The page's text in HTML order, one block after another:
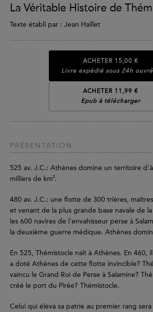
La Véritable Histoire de
Texte établi par : Jean Haillet
ACHETER 15,00 €
Livre expédié sous 24h
ACHETER 11,99 €
Epub à télécharger
PRÉSENTATION
525 av. J.C.: Athènes domine un territoire
milliers de km2.
480 av. J.C.: une flotte de 300 trières,
et venant de la plus grande base navale de
les 600 navires de l'envahisseur perse à
la deuxième guerre médique. Athènes
En 525, Thémistocle naît à Athènes. En 460,
a doté Athènes de cette flotte invincible?
vaincu le Grand Roi de Perse à Salamine?
créé le port du Pirée? Thémistocle.
Celui qui éleva sa patrie au premier rang sera